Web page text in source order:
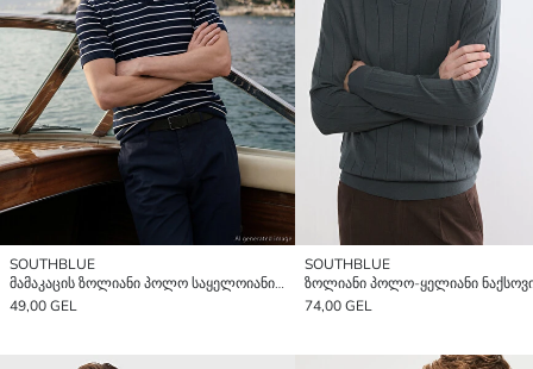
SOUTHBLUE
მამაკაცის ზოლიანი პოლო საყელოიანი ტრიკოტაჟის მაისური
49,00 GEL
SOUTHBLUE
74,00 GEL